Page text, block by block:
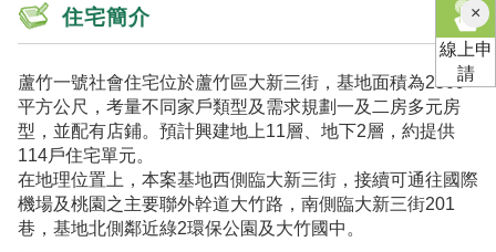
住宅簡介
蘆竹一號社會住宅位於蘆竹區大新三街，基地面積為2509
平方公尺，考量不同家戶類型及需求規劃一及二房多元房
型，並配有店鋪。預計興建地上11層、地下2層，約提供
114戶住宅單元。
在地理位置上，本案基地西側臨大新三街，接續可通往國際
機場及桃園之主要聯外幹道大竹路，南側臨大新三街201
巷，基地北側鄰近綠2環保公園及大竹國中。
×關
閉
線上申
請